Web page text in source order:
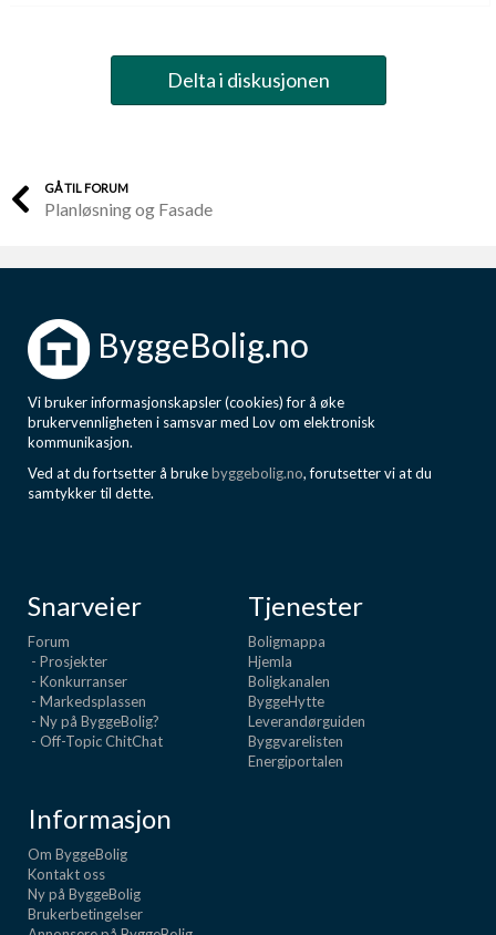
Delta i diskusjonen
GÅ TIL FORUM
Planløsning og Fasade
ByggeBolig.no
Vi bruker informasjonskapsler (cookies) for å øke
brukervennligheten i samsvar med Lov om elektronisk
kommunikasjon.
Ved at du fortsetter å brukebyggebolig.no, forutsetter vi at du
samtykker til dette.
Snarveier
Forum
- Prosjekter
- Konkurranser
- Markedsplassen
- Ny på ByggeBolig?
- Off-Topic ChitChat
Tjenester
Boligmappa
Hjemla
Boligkanalen
ByggeHytte
Leverandørguiden
Byggvarelisten
Energiportalen
Informasjon
Om ByggeBolig
Kontakt oss
Ny på ByggeBolig
Brukerbetingelser